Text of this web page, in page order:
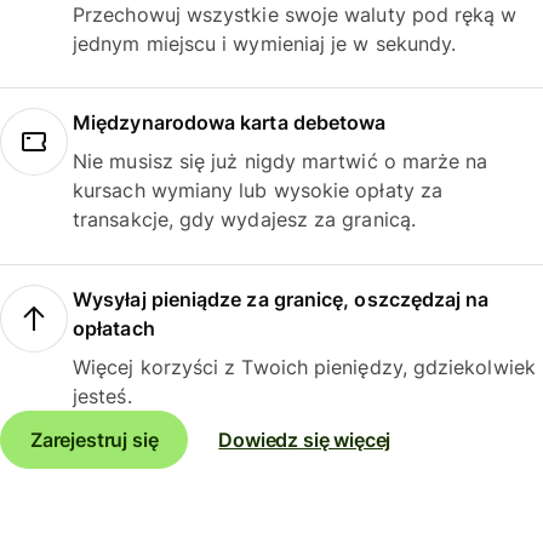
Przechowuj wszystkie swoje waluty pod ręką w
jednym miejscu i wymieniaj je w sekundy.
Międzynarodowa karta debetowa
Nie musisz się już nigdy martwić o marże na
kursach wymiany lub wysokie opłaty za
transakcje, gdy wydajesz za granicą.
Wysyłaj pieniądze za granicę, oszczędzaj na
opłatach
Więcej korzyści z Twoich pieniędzy, gdziekolwiek
jesteś.
Zarejestruj się
Dowiedz się więcej